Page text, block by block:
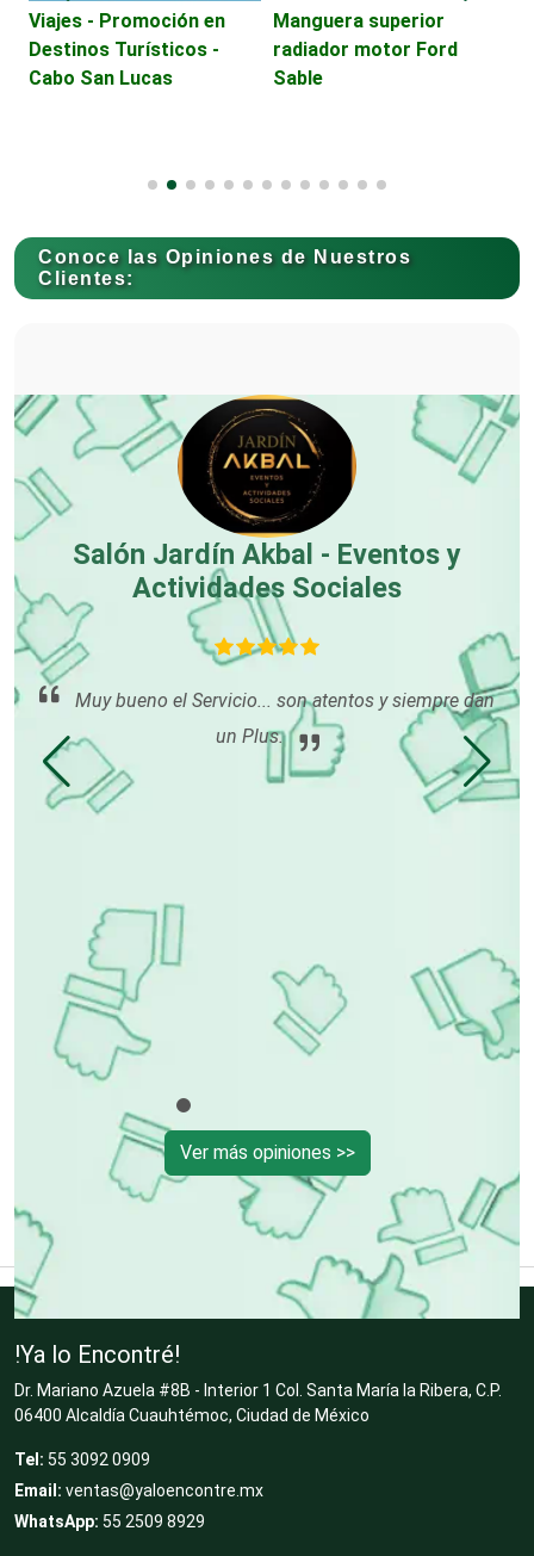
Cancelería de Aluminio
Carnicerías
Centros Comerciales
Centros de Espectáculos
Centros de Nutrición
Centros Turísticos
Cerrajerías
Clínicas de Belleza
Clínicas de Rehabilitación
Clínicas y Hospitales
Cocinas Integrales
Compresores de aire
Viajes - Promoción en
Destinos Turísticos -
Cabo San Lucas
Manguera superior
radiador motor Ford
Sable
Conoce las Opiniones de Nuestros
Clientes:
Salón Jardín Akbal - Eventos y
Actividades Sociales
Muy bueno el Servicio... son atentos y siempre dan
un Plus.
Ver más opiniones >>
!Ya lo Encontré!
Dr. Mariano Azuela #8B - Interior 1 Col. Santa María la Ribera, C.P.
06400 Alcaldía Cuauhtémoc, Ciudad de México
Tel: 55 3092 0909
Email: ventas@yaloencontre.mx
WhatsApp: 55 2509 8929